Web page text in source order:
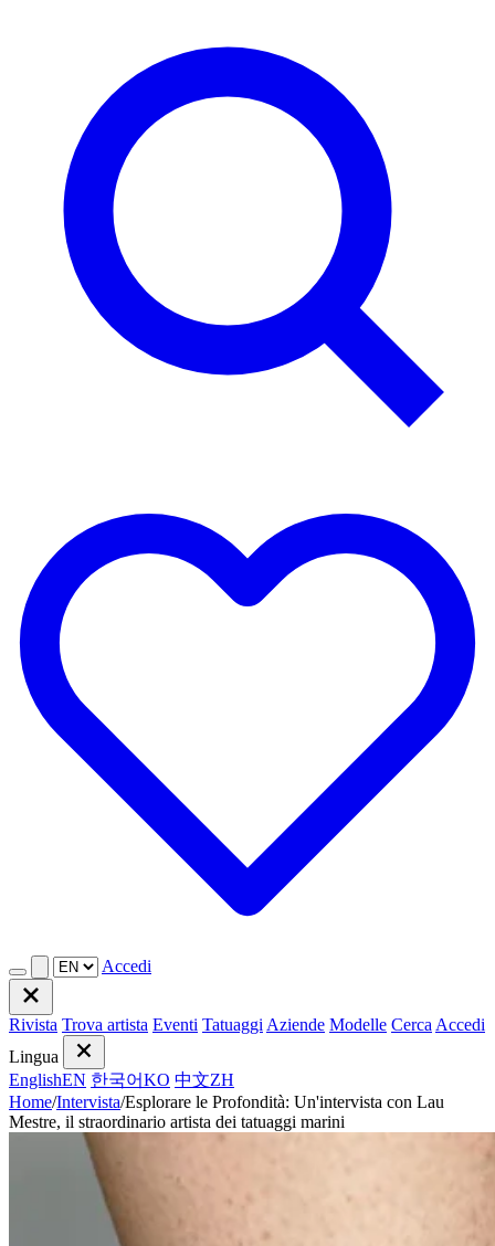
Accedi
Rivista Trova artista Eventi Tatuaggi Aziende Modelle Cerca Accedi
Lingua
EnglishEN 한국어KO 中文ZH
Home/Intervista/Esplorare le Profondità: Un'intervista con Lau
Mestre, il straordinario artista dei tatuaggi marini